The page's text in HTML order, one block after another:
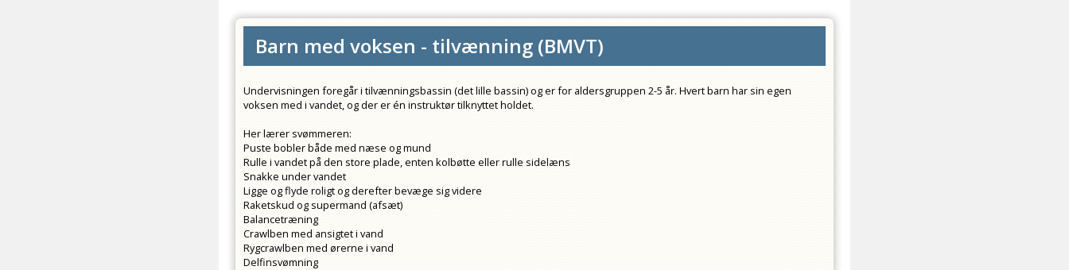
Barn med voksen - tilvænning (BMVT)
Undervisningen foregår i tilvænningsbassin (det lille bassin) og er for aldersgruppen 2-5 år. Hvert barn har sin egen
voksen med i vandet, og der er én instruktør tilknyttet holdet.
Her lærer svømmeren:
Puste bobler både med næse og mund
Rulle i vandet på den store plade, enten kolbøtte eller rulle sidelæns
Snakke under vandet
Ligge og flyde roligt og derefter bevæge sig videre
Raketskud og supermand (afsæt)
Balancetræning
Crawlben med ansigtet i vand
Rygcrawlben med ørerne i vand
Delfinsvømning